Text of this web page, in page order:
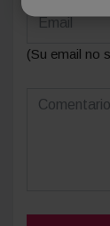
(Su email no